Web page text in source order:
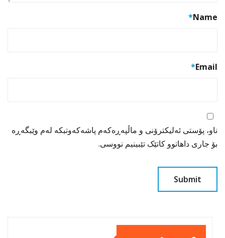
Name
*
Email
*
ناو، پۆستی ئەلیکترۆنی و ماڵپەڕەکەم پاشەکەوتبکە لەم وێبگەڕە
بۆ جاری داهاتوو کاتێک تێبینیم نووسی.